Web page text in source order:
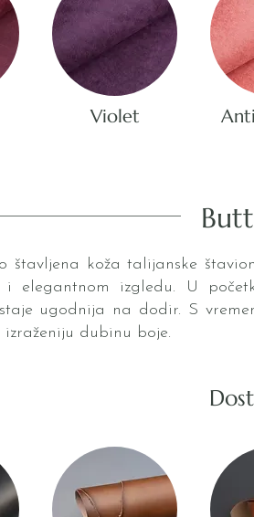
Violet
štavljena koža talijanske
i elegantnom izgledu. U
ugodnija na dodir. S
dubinu boje.